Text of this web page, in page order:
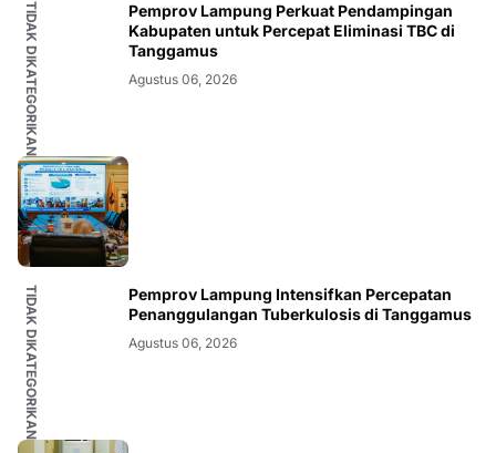
TIDAK DIKATEGORIKAN
Pemprov Lampung Perkuat Pendampingan
Kabupaten untuk Percepat Eliminasi TBC di
Tanggamus
Agustus 06, 2026
TIDAK DIKATEGORIKAN
Pemprov Lampung Intensifkan Percepatan
Penanggulangan Tuberkulosis di Tanggamus
Agustus 06, 2026